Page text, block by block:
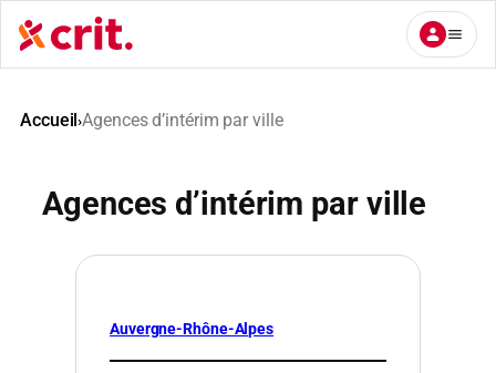
Aller
au
contenu
Accueil›Agences d’intérim par ville
Agences d’intérim par ville
Auvergne-Rhône-Alpes